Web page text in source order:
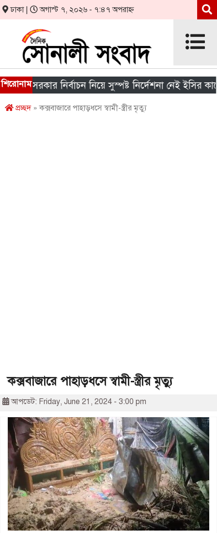
ঢাকা | অগাস্ট ৭, ২০২৬ - ৭:৪৭ অপরাহ্ন
শিরোনাম
সরকার নির্বাচন নিয়ে সুস্পষ্ট নির্দেশনা নেই ইসির কাছে
প্রচ্ছদ» কক্সবাজারে পাহাড়ধসে স্বামী-স্ত্রীর মৃত্যু
কক্সবাজারে পাহাড়ধসে স্বামী-স্ত্রীর মৃত্যু
আপডেট: Friday, June 21, 2024 - 3:00 pm